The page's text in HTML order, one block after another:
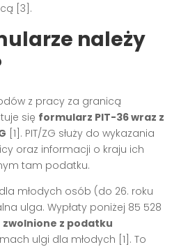
[3].
należy
z pracy za granicą
się formularz PIT-36 wraz z
[1]. PIT/ZG służy do wykazania
oraz informacji o kraju ich
tam podatku.
młodych osób (do 26. roku
ulga. Wypłaty poniżej 85 528
zwolnione z podatku
ulgi dla młodych [1]. To